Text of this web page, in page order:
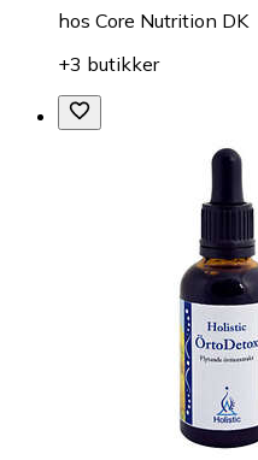
hos Core Nutrition DK
+3 butikker